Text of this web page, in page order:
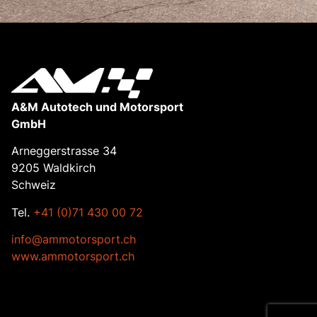
A&M Autotech und Motorsport
GmbH
Arneggerstrasse 34
9205 Waldkirch
Schweiz
Tel. +41 (0)71 430 00 72
info@ammotorsport.ch
www.ammotorsport.ch